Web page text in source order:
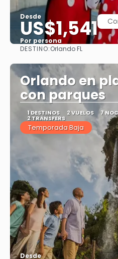
Desde
US$1,541
Por persona
DESTINO:Orlando FL
Orlando en
con parques
1 DESTINOS 2 VUELOS 7
2 TRANSFERS
Temporada Baja
Desde